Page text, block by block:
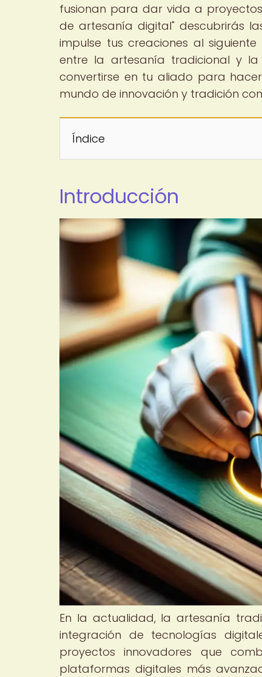
fusionan para dar vida a
de artesanía digital" descubrirás
impulse tus creaciones al
entre la artesanía tradicional y
convertirse en tu aliado para
mundo de innovación y tradición
Índice
Introducción
En la actualidad, la artesanía
integración de tecnologías
proyectos innovadores que
plataformas digitales más